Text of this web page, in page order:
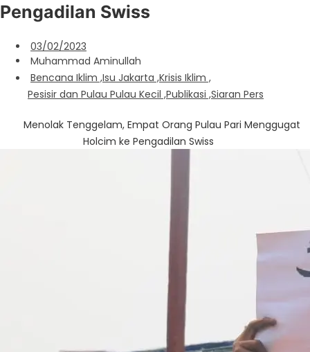
Pengadilan Swiss
03/02/2023
Muhammad Aminullah
Bencana Iklim ,Isu Jakarta ,Krisis Iklim ,
Pesisir dan Pulau Pulau Kecil ,Publikasi ,Siaran Pers
Menolak Tenggelam, Empat Orang Pulau Pari Menggugat
Holcim ke Pengadilan Swiss